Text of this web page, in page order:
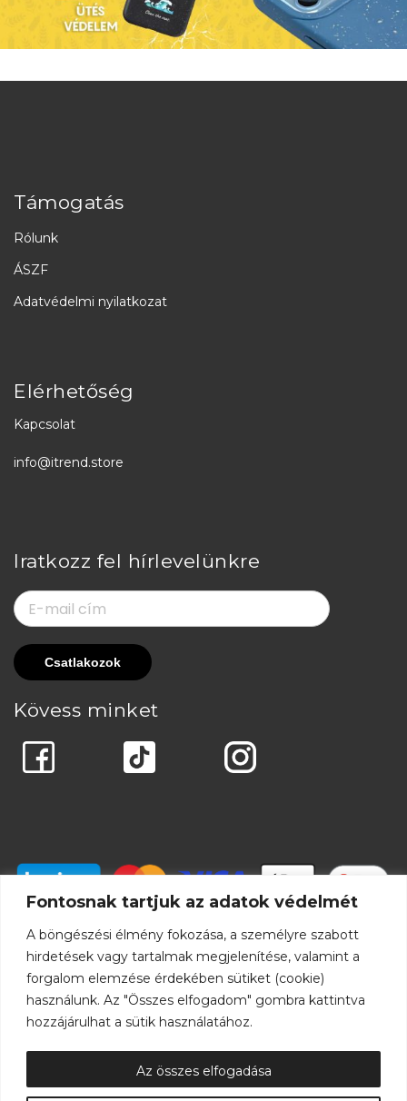
Fontosnak tartjuk az adatok védelmét
A böngészési élmény fokozása, a személyre szabott
hirdetések vagy tartalmak megjelenítése, valamint a
forgalom elemzése érdekében sütiket (cookie)
használunk. Az "Összes elfogadom" gombra kattintva
hozzájárulhat a sütik használatához.
Az összes elfogadása
Támogatás
Rólunk
ÁSZF
Adatvédelmi nyilatkozat
Elérhetőség
Kapcsolat
info@itrend.store
Iratkozz fel hírlevelünkre
Kövess minket